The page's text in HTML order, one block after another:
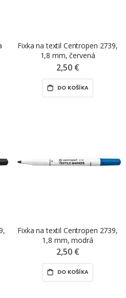
Fixka na textil Centropen 2739,
1,8 mm, červená
2,50 €
DO KOŠÍKA
Fixka na textil Centropen 2739,
1,8 mm, modrá
2,50 €
DO KOŠÍKA